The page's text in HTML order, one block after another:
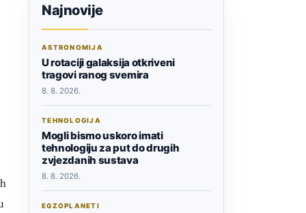
Najnovije
ASTRONOMIJA
U rotaciji galaksija otkriveni
tragovi ranog svemira
8. 8. 2026.
TEHNOLOGIJA
Mogli bismo uskoro imati
tehnologiju za put do drugih
zvjezdanih sustava
8. 8. 2026.
EGZOPLANETI